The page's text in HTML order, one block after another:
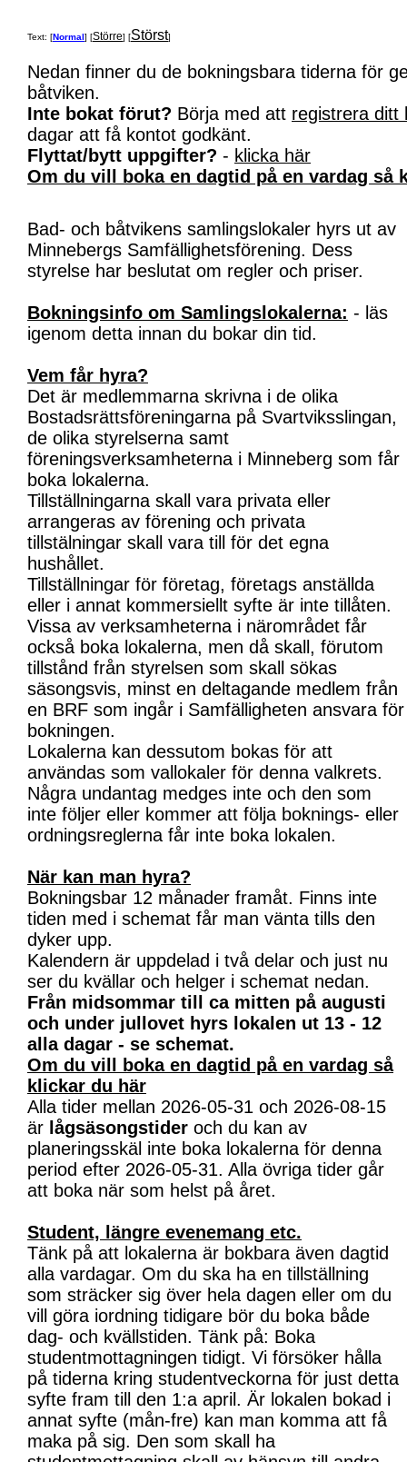
Text: [Normal] [Större] [Störst]
Nedan finner du de bokningsbara tiderna för
båtviken.
Inte bokat förut? Börja med att registrera ditt
dagar att få kontot godkänt.
Flyttat/bytt uppgifter? - klicka här
Om du vill boka en dagtid på en vardag så
Bad- och båtvikens samlingslokaler hyrs ut av
Minnebergs Samfällighetsförening. Dess
styrelse har beslutat om regler och priser.
Bokningsinfo om Samlingslokalerna: - läs
igenom detta innan du bokar din tid.
Vem får hyra?
Det är medlemmarna skrivna i de olika
Bostadsrättsföreningarna på Svartviksslingan,
de olika styrelserna samt
föreningsverksamheterna i Minneberg som får
boka lokalerna.
Tillställningarna skall vara privata eller
arrangeras av förening och privata
tillstälningar skall vara till för det egna
hushållet.
Tillställningar för företag, företags anställda
eller i annat kommersiellt syfte är inte tillåten.
Vissa av verksamheterna i närområdet får
också boka lokalerna, men då skall, förutom
tillstånd från styrelsen som skall sökas
säsongsvis, minst en deltagande medlem från
en BRF som ingår i Samfälligheten ansvara för
bokningen.
Lokalerna kan dessutom bokas för att
användas som vallokaler för denna valkrets.
Några undantag medges inte och den som
inte följer eller kommer att följa boknings- eller
ordningsreglerna får inte boka lokalen.
När kan man hyra?
Bokningsbar 12 månader framåt. Finns inte
tiden med i schemat får man vänta tills den
dyker upp.
Kalendern är uppdelad i två delar och just nu
ser du kvällar och helger i schemat nedan.
Från midsommar till ca mitten på augusti
och under jullovet hyrs lokalen ut 13 - 12
alla dagar - se schemat.
Om du vill boka en dagtid på en vardag så
klickar du här
Alla tider mellan 2026-05-31 och 2026-08-15
är lågsäsongstider och du kan av
planeringsskäl inte boka lokalerna för denna
period efter 2026-05-31. Alla övriga tider går
att boka när som helst på året.
Student, längre evenemang etc.
Tänk på att lokalerna är bokbara även dagtid
alla vardagar. Om du ska ha en tillställning
som sträcker sig över hela dagen eller om du
vill göra iordning tidigare bör du boka både
dag- och kvällstiden. Tänk på: Boka
studentmottagningen tidigt. Vi försöker hålla
på tiderna kring studentveckorna för just detta
syfte fram till den 1:a april. Är lokalen bokad i
annat syfte (mån-fre) kan man komma att få
maka på sig. Den som skall ha